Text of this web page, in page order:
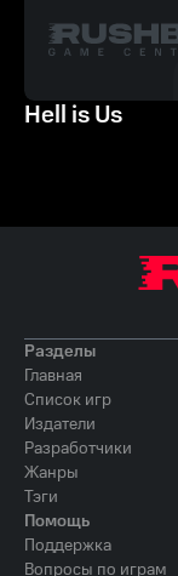
Hell is Us
Разделы
Главная
Список игр
Издатели
Разработчики
Жанры
Тэги
Помощь
Поддержка
Вопросы по играм